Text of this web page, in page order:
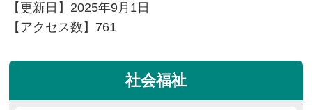
【更新日】 2025年9月1日
【アクセス数】 761
社会福祉